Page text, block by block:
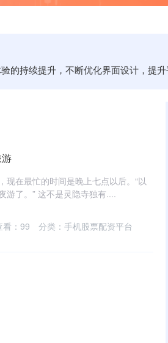
的持续提升，不断优化界面设计，提
在最忙的时间是晚上七点以后。“以
游了。” 这不是灵隐寺独有....
看：99 分类：手机股票配资平台